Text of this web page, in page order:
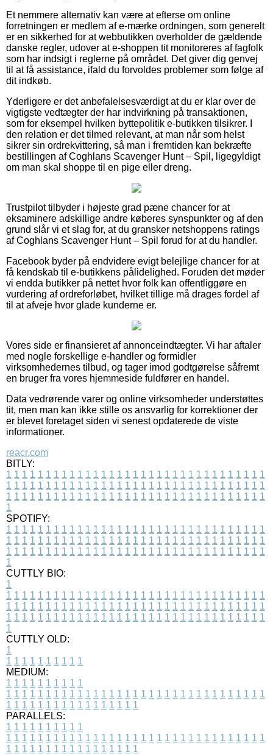
Et nemmere alternativ kan være at efterse om online
forretningen er medlem af e-mærke ordningen, som generelt
er en sikkerhed for at webbutikken overholder de gældende
danske regler, udover at e-shoppen tit monitoreres af fagfolk
som har indsigt i reglerne på området. Det giver dig genvej
til at få assistance, ifald du forvoldes problemer som følge af
dit indkøb.
Yderligere er det anbefalelsesværdigt at du er klar over de
vigtigste vedtægter der har indvirkning på transaktionen,
som for eksempel hvilken byttepolitik e-butikken tilsikrer. I
den relation er det tilmed relevant, at man når som helst
sikrer sin ordrekvittering, så man i fremtiden kan bekræfte
bestillingen af Coghlans Scavenger Hunt – Spil, ligegyldigt
om man skal shoppe til en pige eller dreng.
Trustpilot tilbyder i højeste grad pæne chancer for at
eksaminere adskillige andre køberes synspunkter og af den
grund slår vi et slag for, at du gransker netshoppens ratings
af Coghlans Scavenger Hunt – Spil forud for at du handler.
Facebook byder på endvidere evigt belejlige chancer for at
få kendskab til e-butikkens pålidelighed. Foruden det møder
vi endda butikker på nettet hvor folk kan offentliggøre en
vurdering af ordreforløbet, hvilket tillige må drages fordel af
til at afveje hvor glade kunderne er.
Vores side er finansieret af annonceindtægter. Vi har aftaler
med nogle forskellige e-handler og formidler
virksomhedernes tilbud, og tager imod godtgørelse såfremt
en bruger fra vores hjemmeside fuldfører en handel.
Data vedrørende varer og online virksomheder understøttes
tit, men man kan ikke stille os ansvarlig for korrektioner der
er blevet foretaget siden vi senest opdaterede de viste
informationer.
reacr.com
BITLY:
1 1 1 1 1 1 1 1 1 1 1 1 1 1 1 1 1 1 1 1 1 1 1 1 1 1 1 1 1 1 1 1 1
1 1 1 1 1 1 1 1 1 1 1 1 1 1 1 1 1 1 1 1 1 1 1 1 1 1 1 1 1 1 1 1 1
1 1 1 1 1 1 1 1 1 1 1 1 1 1 1 1 1 1 1 1 1 1 1 1 1 1 1 1 1 1 1 1 1
1
SPOTIFY:
1 1 1 1 1 1 1 1 1 1 1 1 1 1 1 1 1 1 1 1 1 1 1 1 1 1 1 1 1 1 1 1 1
1 1 1 1 1 1 1 1 1 1 1 1 1 1 1 1 1 1 1 1 1 1 1 1 1 1 1 1 1 1 1 1 1
1 1 1 1 1 1 1 1 1 1 1 1 1 1 1 1 1 1 1 1 1 1 1 1 1 1 1 1 1 1 1 1 1
1
CUTTLY BIO:
1
1 1 1 1 1 1 1 1 1 1 1 1 1 1 1 1 1 1 1 1 1 1 1 1 1 1 1 1 1 1 1 1 1
1 1 1 1 1 1 1 1 1 1 1 1 1 1 1 1 1 1 1 1 1 1 1 1 1 1 1 1 1 1 1 1 1
1 1 1 1 1 1 1 1 1 1 1 1 1 1 1 1 1 1 1 1 1 1 1 1 1 1 1 1 1 1 1 1 1
1
CUTTLY OLD:
1
1 1 1 1 1 1 1 1 1 1
MEDIUM:
1 1 1 1 1 1 1 1 1 1
1 1 1 1 1 1 1 1 1 1 1 1 1 1 1 1 1 1 1 1 1 1 1 1 1 1 1 1 1 1 1 1 1
1 1 1 1 1 1 1 1 1 1 1 1 1 1 1 1 1
PARALLELS:
1 1 1 1 1 1 1 1 1 1
1 1 1 1 1 1 1 1 1 1 1 1 1 1 1 1 1 1 1 1 1 1 1 1 1 1 1 1 1 1 1 1 1
1 1 1 1 1 1 1 1 1 1 1 1 1 1 1 1 1